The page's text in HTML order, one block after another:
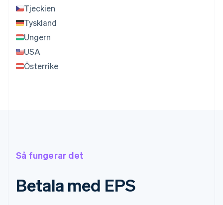
Tjeckien
Tyskland
Ungern
USA
Österrike
Så fungerar det
Betala med EPS